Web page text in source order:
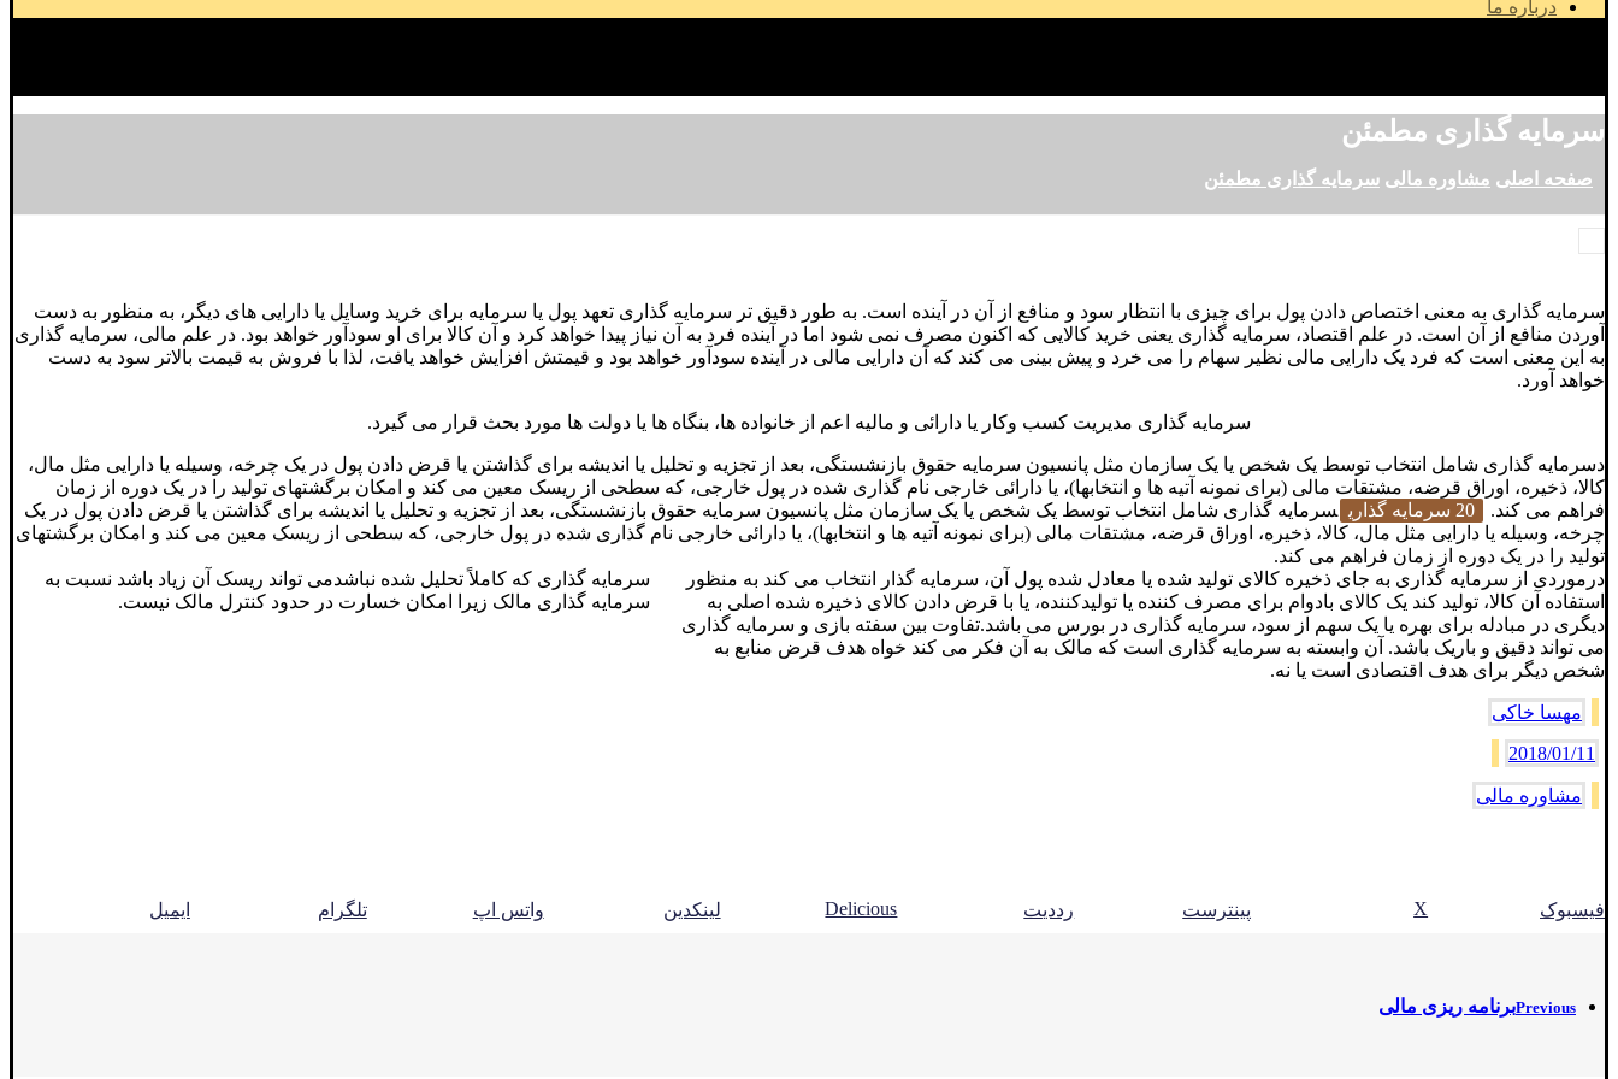
درباره ما
سرمایه گذاری مطمئن
صفحه اصلی مشاوره مالی سرمایه گذاری مطمئن
سرمایه گذاری به معنی اختصاص دادن پول برای چیزی با انتظار سود و منافع از آن در آینده است. به طور دقیق تر سرمایه گذاری تعهد پول یا سرمایه برای خرید وسایل یا دارایی های دیگر، به منظور به دست
آوردن منافع از آن است. در علم اقتصاد، سرمایه گذاری یعنی خرید کالایی که اکنون مصرف نمی شود اما در آینده فرد به آن نیاز پیدا خواهد کرد و آن کالا برای او سودآور خواهد بود. در علم مالی، سرمایه گذاری
به این معنی است که فرد یک دارایی مالی نظیر سهام را می خرد و پیش بینی می کند که آن دارایی مالی در آینده سودآور خواهد بود و قیمتش افزایش خواهد یافت، لذا با فروش به قیمت بالاتر سود به دست
خواهد آورد.
سرمایه گذاری مدیریت کسب وکار یا دارائی و مالیه اعم از خانواده ها، بنگاه ها یا دولت ها مورد بحث قرار می گیرد.
دسرمایه گذاری شامل انتخاب توسط یک شخص یا یک سازمان مثل پانسیون سرمایه حقوق بازنشستگی، بعد از تجزیه و تحلیل یا اندیشه برای گذاشتن یا قرض دادن پول در یک چرخه، وسیله یا دارایی مثل مال،
کالا، ذخیره، اوراق قرضه، مشتقات مالی (برای نمونه آتیه ها و انتخابها)، یا دارائی خارجی نام گذاری شده در پول خارجی، که سطحی از ریسک معین می کند و امکان برگشتهای تولید را در یک دوره از زمان
فراهم می کند.
20 سرمایه گذاری
سرمایه گذاری شامل انتخاب توسط یک شخص یا یک سازمان مثل پانسیون سرمایه حقوق بازنشستگی، بعد از تجزیه و تحلیل یا اندیشه برای گذاشتن یا قرض دادن پول در یک
چرخه، وسیله یا دارایی مثل مال، کالا، ذخیره، اوراق قرضه، مشتقات مالی (برای نمونه آتیه ها و انتخابها)، یا دارائی خارجی نام گذاری شده در پول خارجی، که سطحی از ریسک معین می کند و امکان برگشتهای
تولید را در یک دوره از زمان فراهم می کند.
سرمایه گذاری که کاملاً تحلیل شده نباشدمی تواند ریسک آن زیاد باشد نسبت به
سرمایه گذاری مالک زیرا امکان خسارت در حدود کنترل مالک نیست.
درموردی از سرمایه گذاری به جای ذخیره کالای تولید شده یا معادل شده پول آن، سرمایه گذار انتخاب می کند به منظور
استفاده آن کالا، تولید کند یک کالای بادوام برای مصرف کننده یا تولیدکننده، یا با قرض دادن کالای ذخیره شده اصلی به
دیگری در مبادله برای بهره یا یک سهم از سود، سرمایه گذاری در بورس می باشد.تفاوت بین سفته بازی و سرمایه گذاری
می تواند دقیق و باریک باشد. آن وابسته به سرمایه گذاری است که مالک به آن فکر می کند خواه هدف قرض منابع به
شخص دیگر برای هدف اقتصادی است یا نه.
مهسا خاکی
2018/01/11
مشاوره مالی
فیسبوک X پینترست رددیت Delicious لینکدین واتس اپ تلگرام ایمیل
Previousبرنامه ریزی مالی